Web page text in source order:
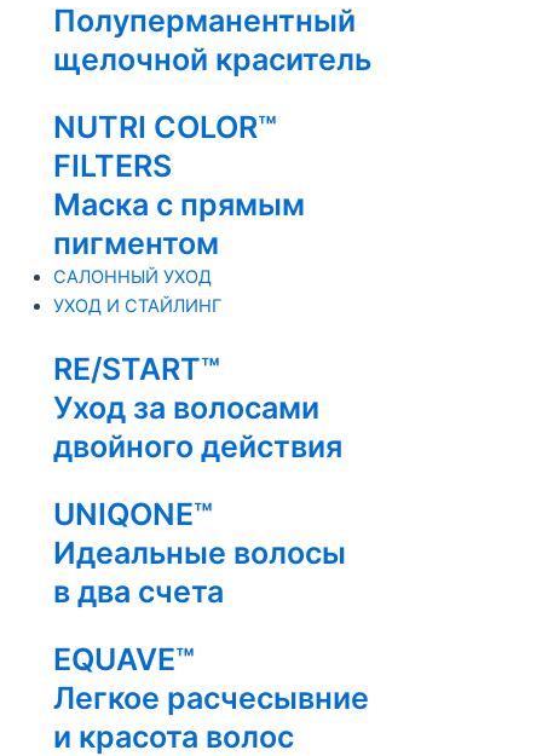
Полуперманентный
щелочной краситель
NUTRI COLOR™
FILTERS
Маска с прямым
пигментом
САЛОННЫЙ УХОД
УХОД И СТАЙЛИНГ
RE/START™
Уход за волосами
двойного действия
UNIQONE™
Идеальные волосы
в два счета
EQUAVE™
Легкое расчесывние
и красота волос